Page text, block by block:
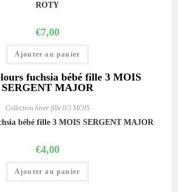
ROTY
€7,00
Ajouter au panier
Collection hiver fille 0/3 MOIS
bébé fille 3 MOIS SERGENT MAJOR
€4,00
Ajouter au panier